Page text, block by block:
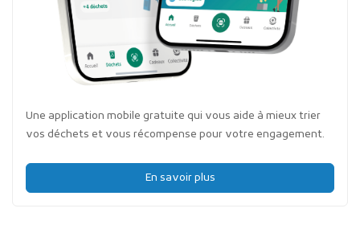
Une application mobile gratuite qui vous aide à mieux trier
vos déchets et vous récompense pour votre engagement.
En savoir plus